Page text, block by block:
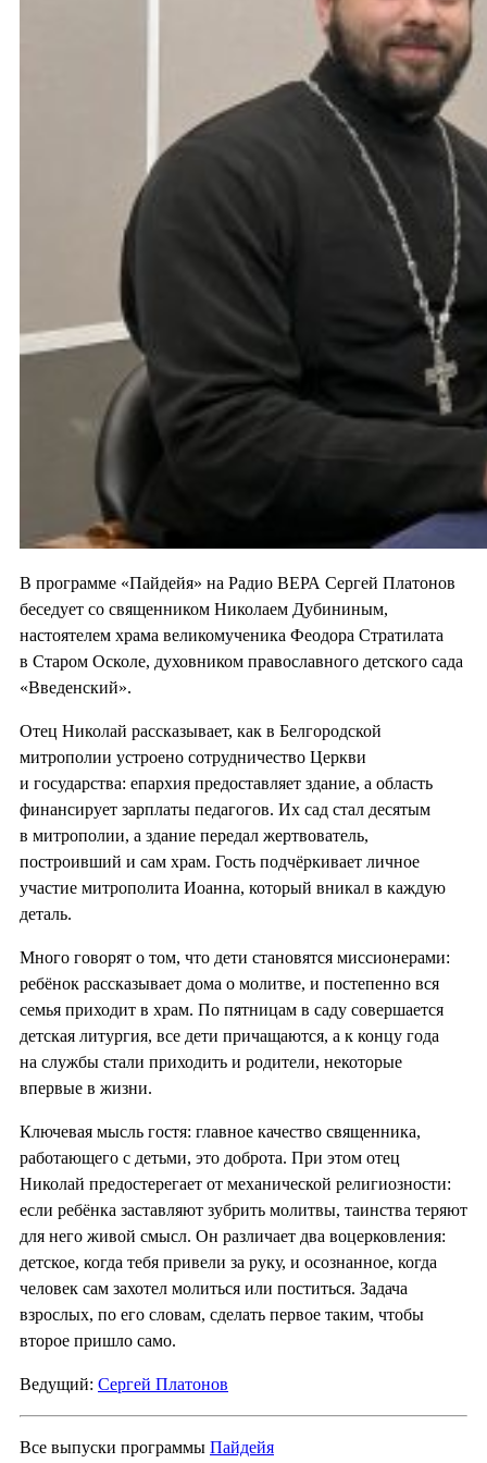
В программе «Пайдейя» на Радио ВЕРА Сергей Платонов
беседует со священником Николаем Дубининым,
настоятелем храма великомученика Феодора Стратилата
в Старом Осколе, духовником православного детского сада
«Введенский».
Отец Николай рассказывает, как в Белгородской
митрополии устроено сотрудничество Церкви
и государства: епархия предоставляет здание, а область
финансирует зарплаты педагогов. Их сад стал десятым
в митрополии, а здание передал жертвователь,
построивший и сам храм. Гость подчёркивает личное
участие митрополита Иоанна, который вникал в каждую
деталь.
Много говорят о том, что дети становятся миссионерами:
ребёнок рассказывает дома о молитве, и постепенно вся
семья приходит в храм. По пятницам в саду совершается
детская литургия, все дети причащаются, а к концу года
на службы стали приходить и родители, некоторые
впервые в жизни.
Ключевая мысль гостя: главное качество священника,
работающего с детьми, это доброта. При этом отец
Николай предостерегает от механической религиозности:
если ребёнка заставляют зубрить молитвы, таинства теряют
для него живой смысл. Он различает два воцерковления:
детское, когда тебя привели за руку, и осознанное, когда
человек сам захотел молиться или поститься. Задача
взрослых, по его словам, сделать первое таким, чтобы
второе пришло само.
Ведущий: Сергей Платонов
Все выпуски программы Пайдейя